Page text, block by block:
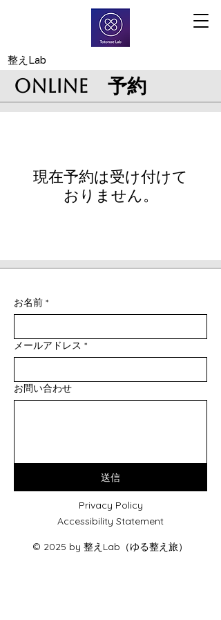
​整えLab
ONLINE 予約
現在予約は受け付けて
おりません。
お名前 *
メールアドレス *
お問い合わせ
送信
Privacy Policy
Accessibility Statement
© 2025 by 整えLab（ゆる整え旅）